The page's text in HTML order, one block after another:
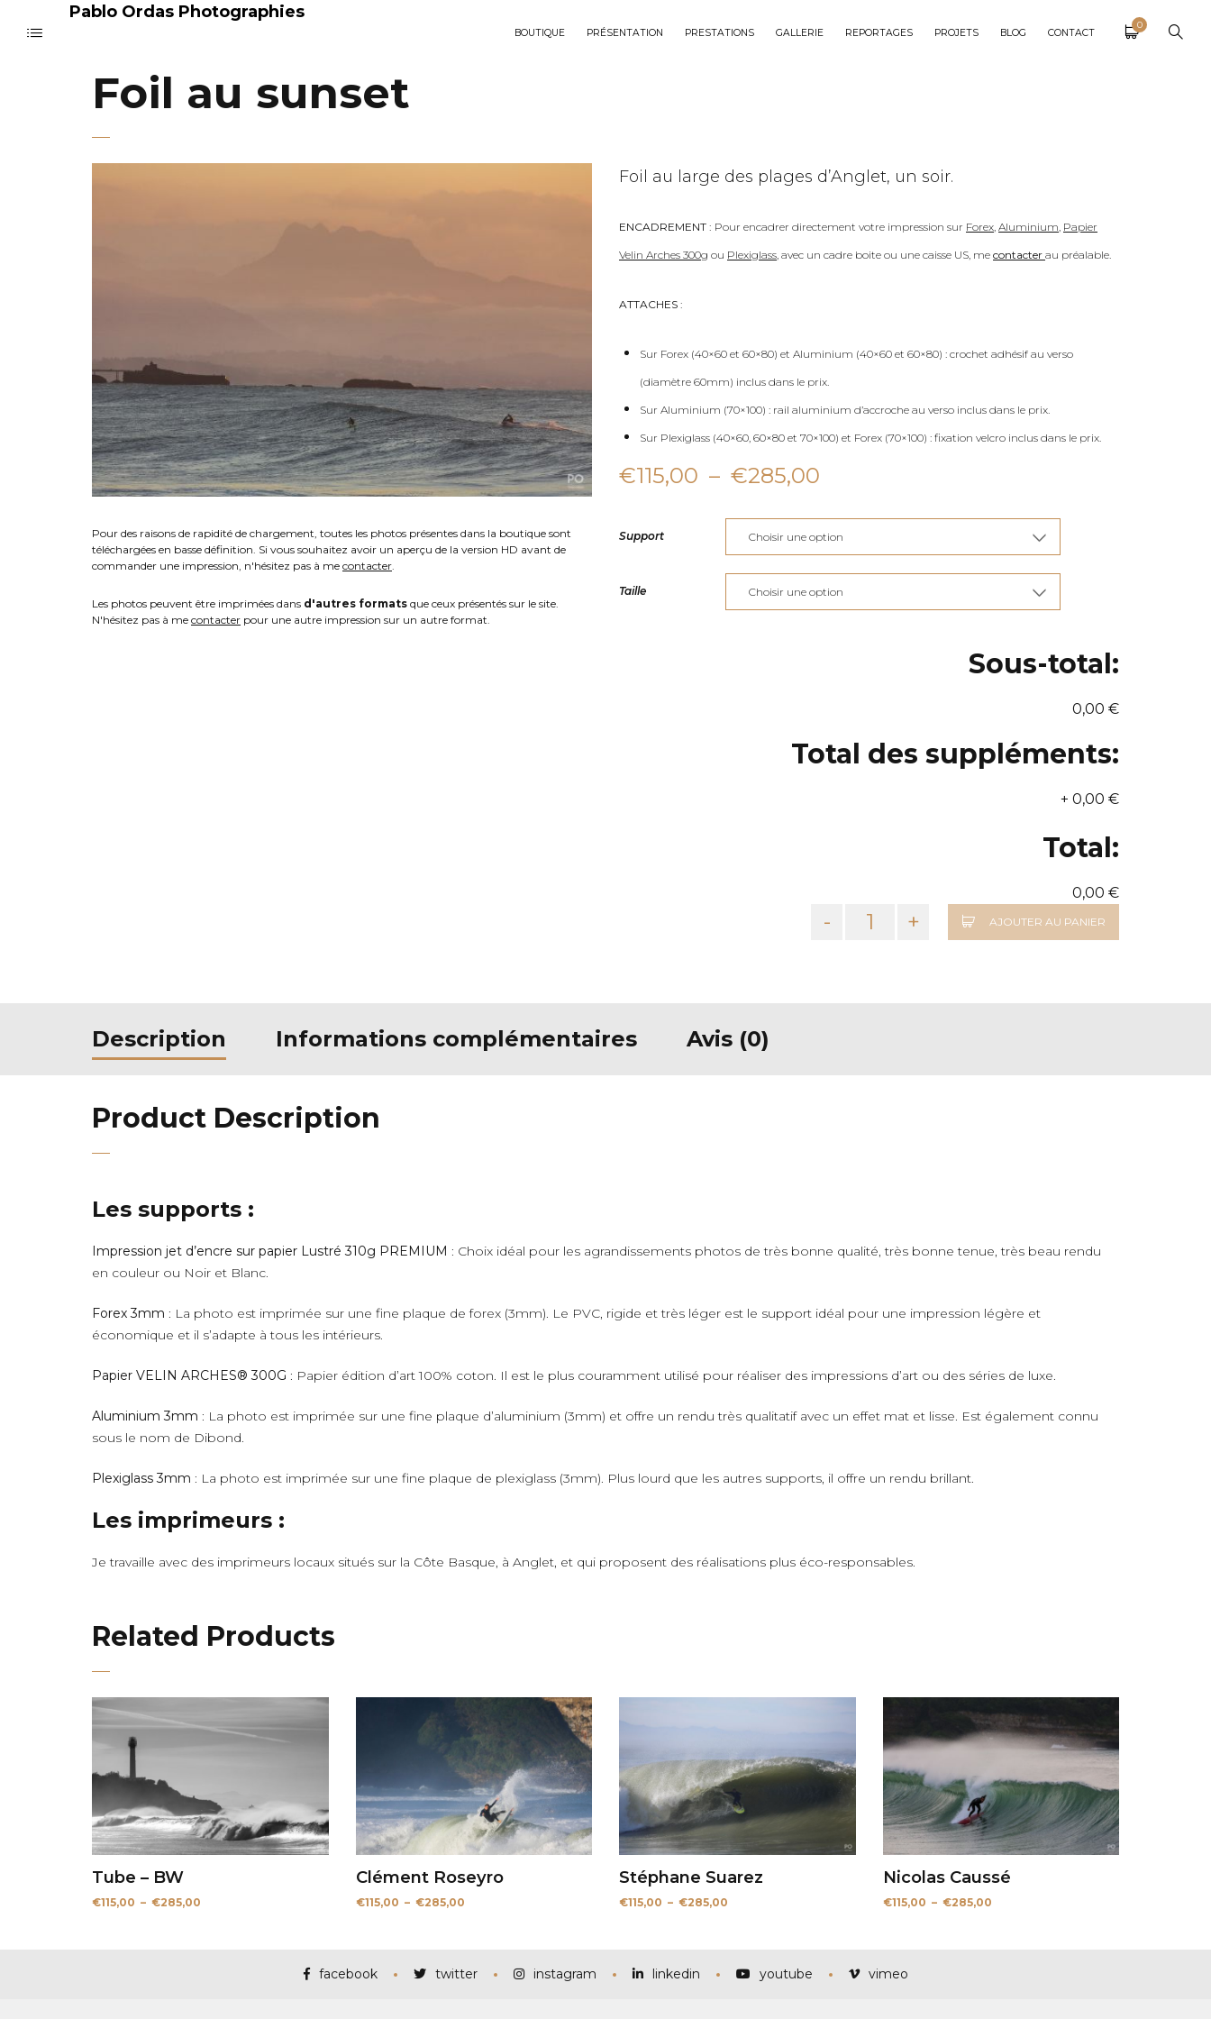
Pablo Ordas Photographies
BOUTIQUE PRÉSENTATION PRESTATIONS GALLERIE REPORTAGES PROJETS BLOG CONTACT
0
Foil au sunset
Pour des raisons de rapidité de chargement, toutes les photos présentes dans la boutique sont
téléchargées en basse définition. Si vous souhaitez avoir un aperçu de la version HD avant de
commander une impression, n'hésitez pas à me contacter.
Les photos peuvent être imprimées dans d'autres formats que ceux présentés sur le site.
N'hésitez pas à me contacter pour une autre impression sur un autre format.
Foil au large des plages d’Anglet, un soir.
ENCADREMENT : Pour encadrer directement votre impression sur Forex, Aluminium, Papier
Velin Arches 300g ou Plexiglass, avec un cadre boite ou une caisse US, me contacter au préalable.
ATTACHES :
Sur Forex (40×60 et 60×80) et Aluminium (40×60 et 60×80) : crochet adhésif au verso
(diamètre 60mm) inclus dans le prix.
Sur Aluminium (70×100) : rail aluminium d’accroche au verso inclus dans le prix.
Sur Plexiglass (40×60, 60×80 et 70×100) et Forex (70×100) : fixation velcro inclus dans le prix.
€115,00 – €285,00
prix :
€115,00
à
Support
Taille
Sous-total:
0,00 €
Total des suppléments:
+ 0,00 €
Total:
0,00 €
- + AJOUTER AU PANIER
Description Informations complémentaires Avis (0)
Product Description
Les supports :
Impression jet d’encre sur papier Lustré 310g PREMIUM : Choix idéal pour les agrandissements photos de très bonne qualité, très bonne tenue, très beau rendu
en couleur ou Noir et Blanc.
Forex 3mm : La photo est imprimée sur une fine plaque de forex (3mm). Le PVC, rigide et très léger est le support idéal pour une impression légère et
économique et il s’adapte à tous les intérieurs.
Papier VELIN ARCHES® 300G : Papier édition d’art 100% coton. Il est le plus couramment utilisé pour réaliser des impressions d’art ou des séries de luxe.
Aluminium 3mm : La photo est imprimée sur une fine plaque d’aluminium (3mm) et offre un rendu très qualitatif avec un effet mat et lisse. Est également connu
sous le nom de Dibond.
Plexiglass 3mm : La photo est imprimée sur une fine plaque de plexiglass (3mm). Plus lourd que les autres supports, il offre un rendu brillant.
Les imprimeurs :
Je travaille avec des imprimeurs locaux situés sur la Côte Basque, à Anglet, et qui proposent des réalisations plus éco-responsables.
Related Products
Tube – BW
€115,00 – €285,00
Clément Roseyro
€115,00 – €285,00Plage
€285,00
Stéphane Suarez
€115,00 – €285,00
€285,00
Nicolas Caussé
€115,00 – €285,00Plage
facebook twitter instagram linkedin youtube vimeo